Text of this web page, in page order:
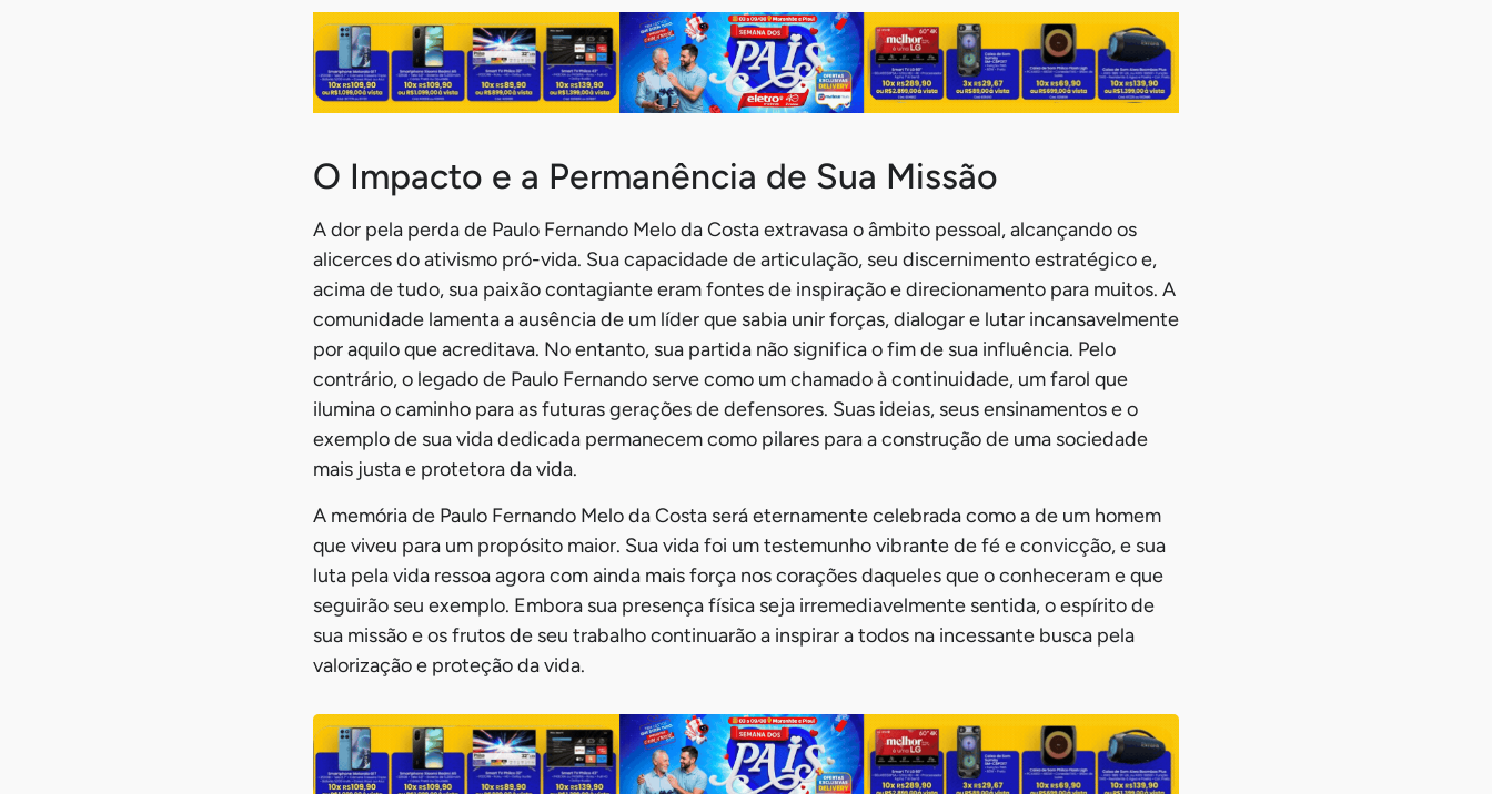
O Impacto e a Permanência de Sua Missão
A dor pela perda de Paulo Fernando Melo da Costa extravasa o âmbito pessoal, alcançando os
alicerces do ativismo pró-vida. Sua capacidade de articulação, seu discernimento estratégico e,
acima de tudo, sua paixão contagiante eram fontes de inspiração e direcionamento para muitos. A
comunidade lamenta a ausência de um líder que sabia unir forças, dialogar e lutar incansavelmente
por aquilo que acreditava. No entanto, sua partida não significa o fim de sua influência. Pelo
contrário, o legado de Paulo Fernando serve como um chamado à continuidade, um farol que
ilumina o caminho para as futuras gerações de defensores. Suas ideias, seus ensinamentos e o
exemplo de sua vida dedicada permanecem como pilares para a construção de uma sociedade
mais justa e protetora da vida.
A memória de Paulo Fernando Melo da Costa será eternamente celebrada como a de um homem
que viveu para um propósito maior. Sua vida foi um testemunho vibrante de fé e convicção, e sua
luta pela vida ressoa agora com ainda mais força nos corações daqueles que o conheceram e que
seguirão seu exemplo. Embora sua presença física seja irremediavelmente sentida, o espírito de
sua missão e os frutos de seu trabalho continuarão a inspirar a todos na incessante busca pela
valorização e proteção da vida.